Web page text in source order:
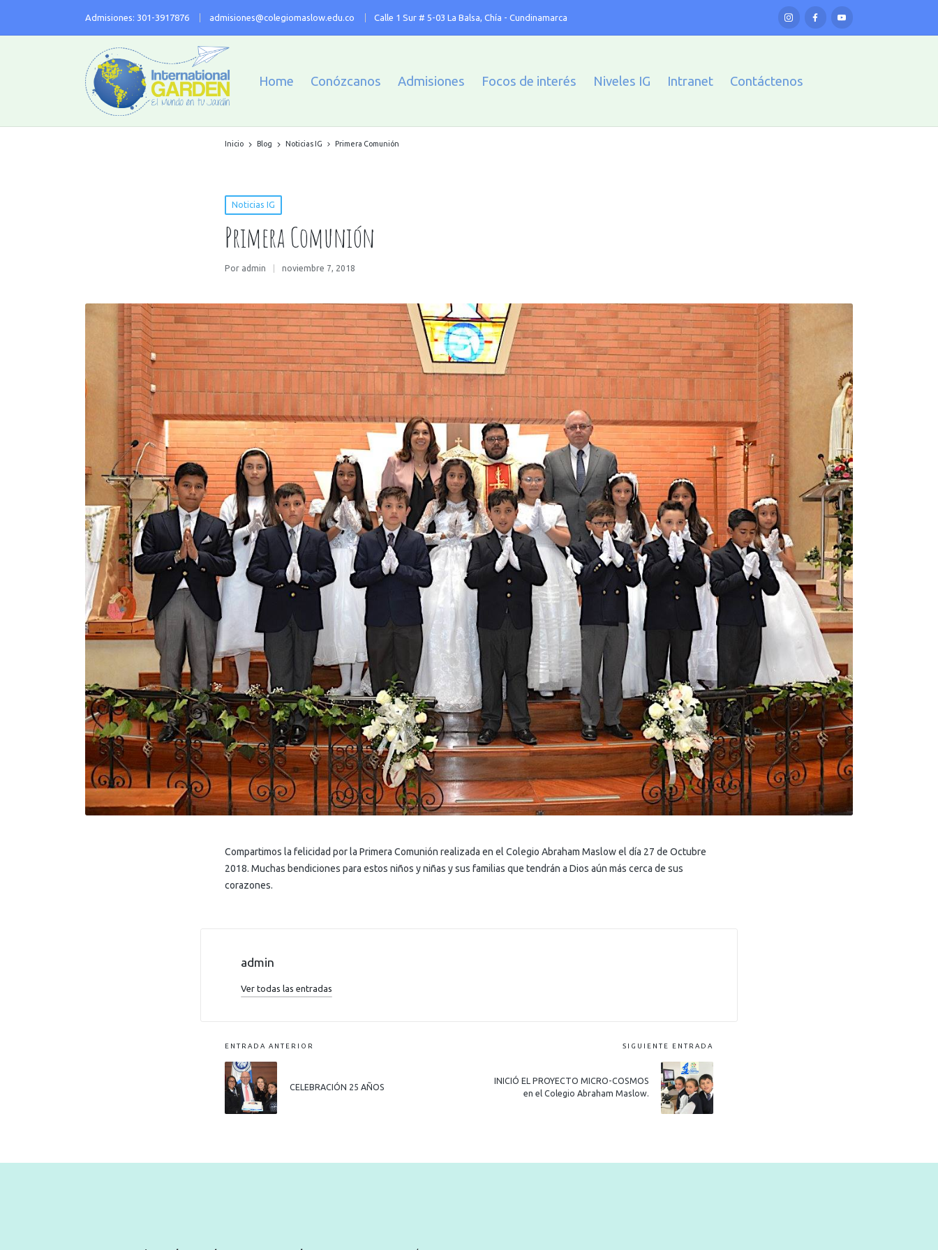
Admisiones: 301-3917876 admisiones@colegiomaslow.edu.co Calle 1 Sur # 5-03 La Balsa, Chía - Cundinamarca
Home Conózcanos Admisiones Focos de interés Niveles IG Intranet Contáctenos
Inicio Blog Noticias IG Primera Comunión
Noticias IG
Primera Comunión
Por admin noviembre 7, 2018
Compartimos la felicidad por la Primera Comunión realizada en el Colegio Abraham Maslow el día 27 de Octubre
2018. Muchas bendiciones para estos niños y niñas y sus familias que tendrán a Dios aún más cerca de sus
corazones.
admin
Ver todas las entradas
ENTRADA ANTERIOR
CELEBRACIÓN 25 AÑOS
SIGUIENTE ENTRADA
INICIÓ EL PROYECTO MICRO-COSMOS
en el Colegio Abraham Maslow.